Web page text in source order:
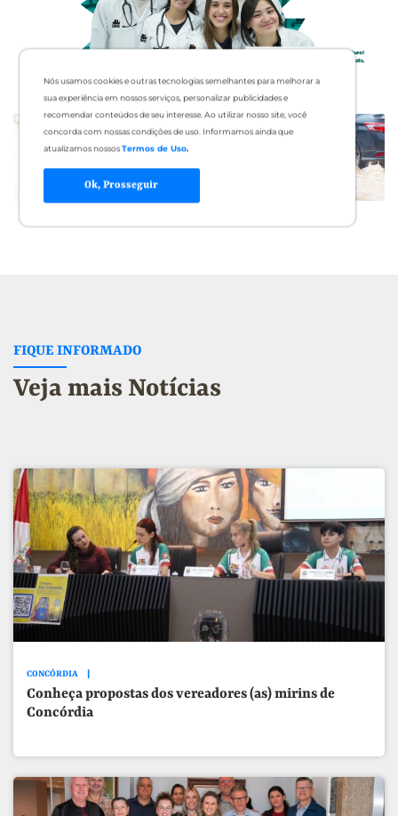
Nós usamos cookies e outras tecnologias semelhantes para melhorar a
sua experiência em nossos serviços, personalizar publicidades e
recomendar conteúdos de seu interesse. Ao utilizar nosso site, você
concorda com nossas condições de uso. Informamos ainda que
atualizamos nossosTermos de Uso.
Ok, Prosseguir
FIQUE INFORMADO
Veja mais Notícias
CONCÓRDIA
Conheça propostas dos vereadores (as) mirins de
Concórdia